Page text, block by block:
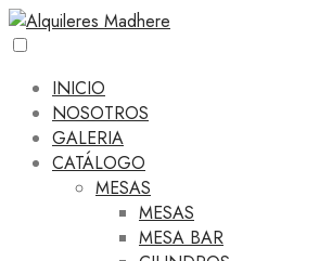
INICIO
NOSOTROS
GALERIA
CATÁLOGO
MESAS
MESAS
MESA BAR